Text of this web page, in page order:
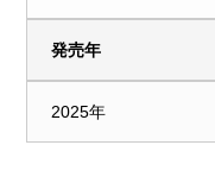
発売年
2025年